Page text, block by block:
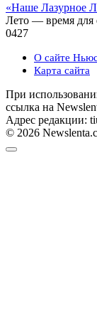
«Наше Лазурное
Лето — время для
0427
О сайте
Карта сайта
При
ссылка на
Адрес редакции:
© 2026